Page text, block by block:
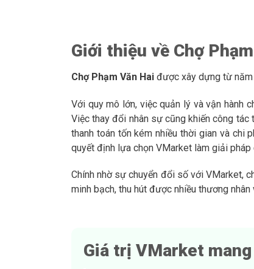
Giới thiệu về Chợ
Chợ Phạm Văn Hai được xây dựng từ năm
Với quy mô lớn, việc quản lý và vận hành
Việc thay đổi nhân sự cũng khiến công
thanh toán tốn kém nhiều thời gian và chi
quyết định lựa chọn VMarket làm giải pháp
Chính nhờ sự chuyển đổi số với VMarket,
minh bạch, thu hút được nhiều thương nhân
Giá trị VMarket